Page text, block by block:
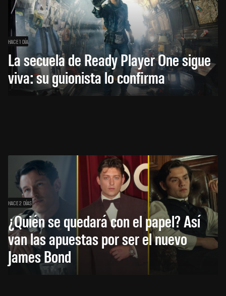
HACE 1 DÍA
La secuela de Ready Player One sigue
viva: su guionista lo confirma
HACE 2 DÍAS
¿Quién se quedará con el papel? Así
van las apuestas por ser el nuevo
James Bond